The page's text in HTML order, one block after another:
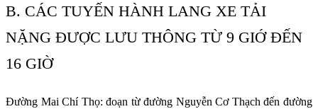
B. CÁC TUYẾN HÀNH LANG XE TẢI
NẶNG ĐƯỢC LƯU THÔNG TỪ 9 GIỚ ĐẾN
16 GIỜ
Đường Mai Chí Thọ: đoạn từ đường Nguyễn Cơ Thạch đến đường